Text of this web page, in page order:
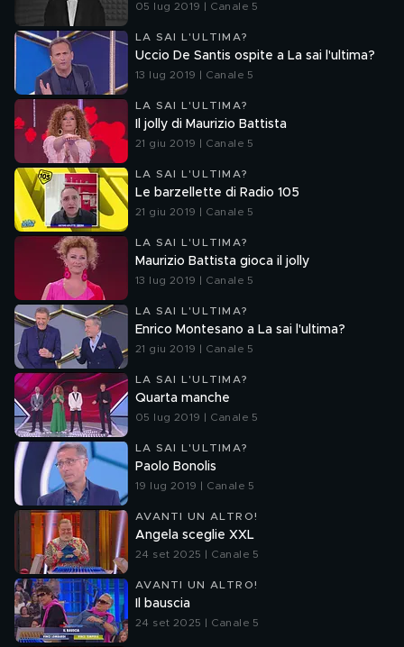
05 lug 2019 | Canale 5
LA SAI L'ULTIMA?
Uccio De Santis ospite a La sai l'ultima?
13 lug 2019 | Canale 5
LA SAI L'ULTIMA?
Il jolly di Maurizio Battista
21 giu 2019 | Canale 5
LA SAI L'ULTIMA?
Le barzellette di Radio 105
21 giu 2019 | Canale 5
LA SAI L'ULTIMA?
Maurizio Battista gioca il jolly
13 lug 2019 | Canale 5
LA SAI L'ULTIMA?
Enrico Montesano a La sai l'ultima?
21 giu 2019 | Canale 5
LA SAI L'ULTIMA?
Quarta manche
05 lug 2019 | Canale 5
LA SAI L'ULTIMA?
Paolo Bonolis
19 lug 2019 | Canale 5
AVANTI UN ALTRO!
Angela sceglie XXL
24 set 2025 | Canale 5
AVANTI UN ALTRO!
Il bauscia
24 set 2025 | Canale 5